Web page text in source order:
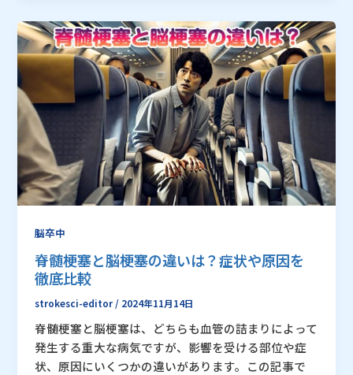
脳卒中
脊髄梗塞と脳梗塞の違いは？症状や原因を
徹底比較
strokesci-editor / 2024年11月14日
脊髄梗塞と脳梗塞は、どちらも血管の詰まりによって
発生する重大な病気ですが、影響を受ける部位や症
状、原因にいくつかの違いがあります。この記事で